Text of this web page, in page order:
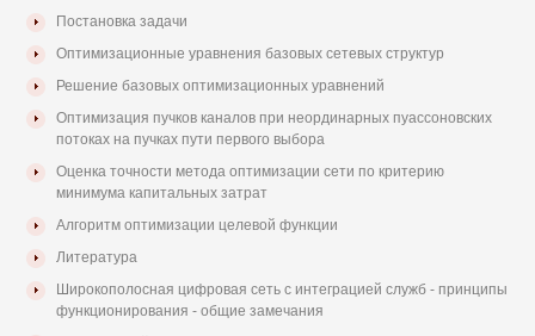
Постановка задачи
Оптимизационные уравнения базовых сетевых структур
Решение базовых оптимизационных уравнений
Оптимизация пучков каналов при неординарных пуассоновских
потоках на пучках пути первого выбора
Оценка точности метода оптимизации сети по критерию
минимума капитальных затрат
Алгоритм оптимизации целевой функции
Литература
Широкополосная цифровая сеть с интеграцией служб - принципы
функционирования - общие замечания